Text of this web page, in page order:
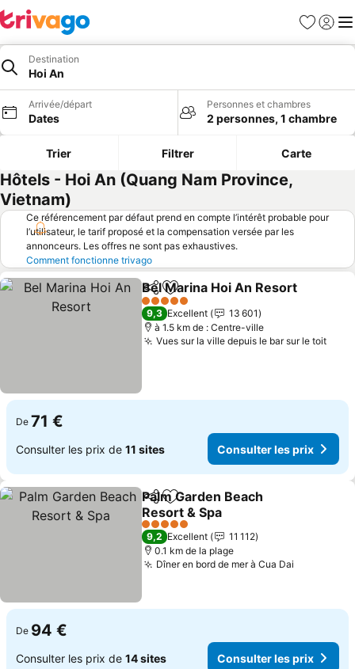
Favoris
Se
Destination
Hoi An
Arrivée/départ
Dates
Personnes et chambres
2 personnes, 1 chambre
Trier Filtrer Carte
Hôtels - Hoi An (Quang Nam Province,
Vietnam)
Ce référencement par défaut prend en compte l’intérêt probable pour
l’utilisateur, le tarif proposé et la compensation versée par les
annonceurs. Les offres ne sont pas exhaustives.
Comment fonctionne trivago
PartagerAjouter à mes favoris
Bel Marina Hoi An Resort
5 Étoiles
9,3 Excellent
13 601
à 1.5 km de : Centre-ville
Vues sur la ville depuis le bar sur le toit
De 71 €
Consulter les prix de 11 sites Consulter les prix
PartagerAjouter à mes favoris
Palm Garden Beach
Resort & Spa
5 Étoiles
9,2 Excellent
11 112
0.1 km de la plage
Dîner en bord de mer à Cua Dai
De 94 €
Consulter les prix de 14 sites Consulter les prix